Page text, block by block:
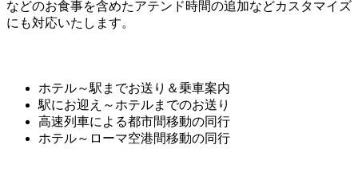
などのお食事を含めたアテンド時間の追加などカスタマイズ
にも対応いたします。
ホテル～駅までお送り＆乗車案内
駅にお迎え～ホテルまでのお送り
高速列車による都市間移動の同行
ホテル～ローマ空港間移動の同行